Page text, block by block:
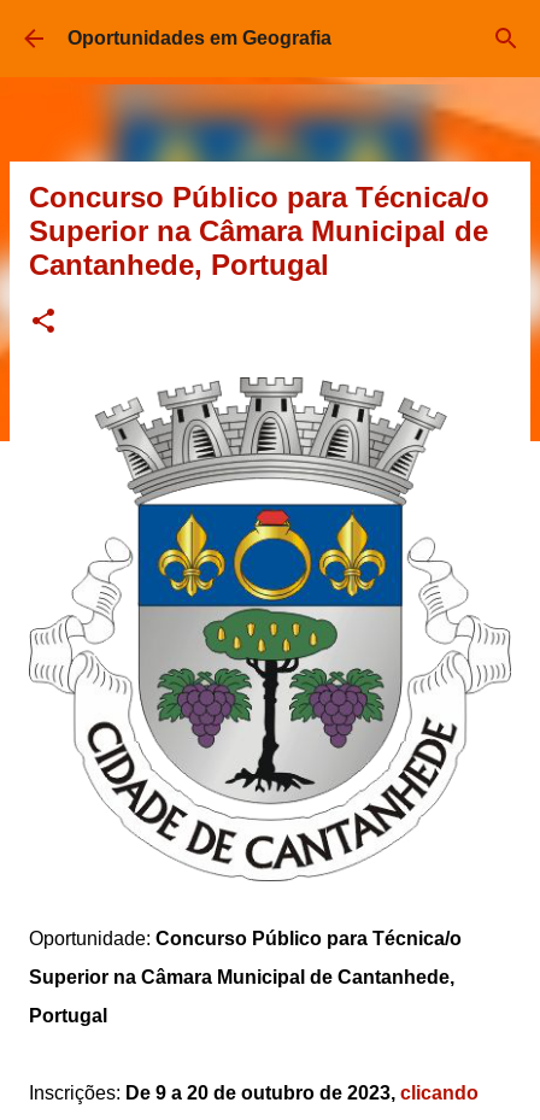
Pular para o conteúdo principal
Oportunidades em Geografia
Concurso Público para Técnica/o
Superior na Câmara Municipal de
Cantanhede, Portugal
Oportunidade: Concurso Público para Técnica/o
Superior na Câmara Municipal de Cantanhede,
Portugal
Inscrições: De 9 a 20 de outubro de 2023, clicando